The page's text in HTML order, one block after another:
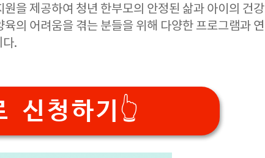
을 제공하여 청년 한부모의 안정된 삶과 아이의 건강
의 어려움을 겪는 분들을 위해 다양한 프로그램과 연
다.
신청하기👆